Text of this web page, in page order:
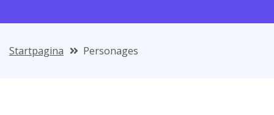
Startpagina Personages